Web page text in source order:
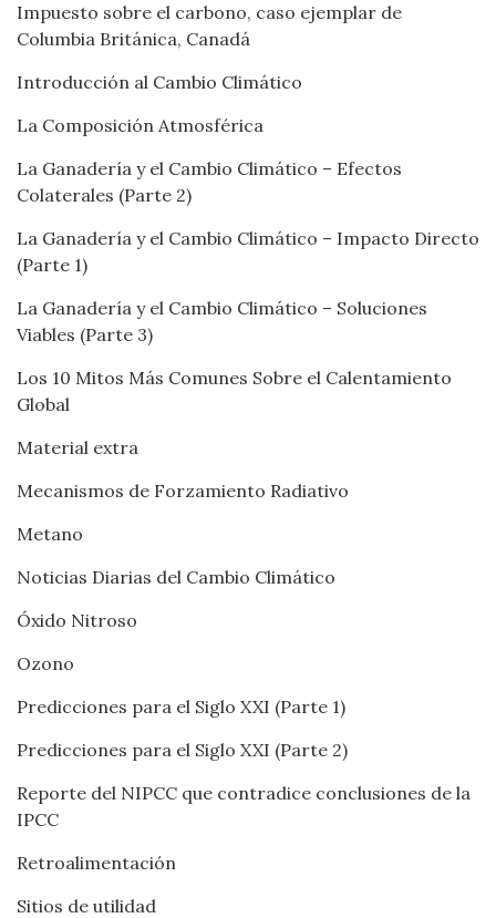
Impuesto sobre el carbono, caso ejemplar de
Columbia Británica, Canadá
Introducción al Cambio Climático
La Composición Atmosférica
La Ganadería y el Cambio Climático – Efectos
Colaterales (Parte 2)
La Ganadería y el Cambio Climático – Impacto Directo
(Parte 1)
La Ganadería y el Cambio Climático – Soluciones
Viables (Parte 3)
Los 10 Mitos Más Comunes Sobre el Calentamiento
Global
Material extra
Mecanismos de Forzamiento Radiativo
Metano
Noticias Diarias del Cambio Climático
Óxido Nitroso
Ozono
Predicciones para el Siglo XXI (Parte 1)
Predicciones para el Siglo XXI (Parte 2)
Reporte del NIPCC que contradice conclusiones de la
IPCC
Retroalimentación
Sitios de utilidad